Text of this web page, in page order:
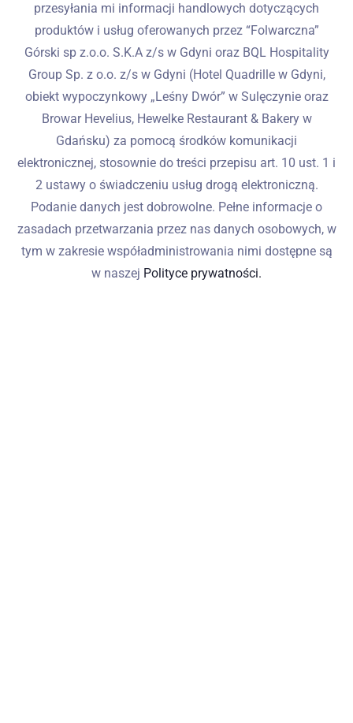
przesyłania mi informacji handlowych dotyczących
produktów i usług oferowanych przez “Folwarczna”
Górski sp z.o.o. S.K.A z/s w Gdyni oraz BQL Hospitality
Group Sp. z o.o. z/s w Gdyni (Hotel Quadrille w Gdyni,
obiekt wypoczynkowy „Leśny Dwór” w Sulęczynie oraz
Browar Hevelius, Hewelke Restaurant & Bakery w
Gdańsku) za pomocą środków komunikacji
elektronicznej, stosownie do treści przepisu art. 10 ust. 1 i
2 ustawy o świadczeniu usług drogą elektroniczną.
Podanie danych jest dobrowolne. Pełne informacje o
zasadach przetwarzania przez nas danych osobowych, w
tym w zakresie współadministrowania nimi dostępne są
w naszej Polityce prywatności.